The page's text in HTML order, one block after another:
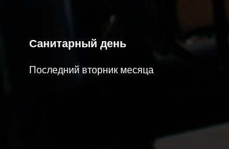
Санитарный день
Последний вторник месяца